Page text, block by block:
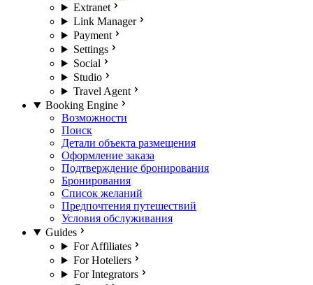
Extranet
Link Manager
Payment
Settings
Social
Studio
Travel Agent
Booking Engine
Возможности
Поиск
Детали объекта размещения
Оформление заказа
Подтверждение бронирования
Бронирования
Список желаний
Предпочтения путешествий
Условия обслуживания
Guides
For Affiliates
For Hoteliers
For Integrators